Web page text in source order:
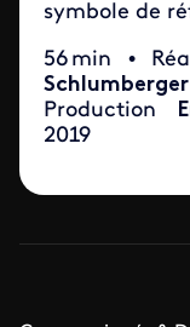
symbole de
56 min •
Production
2019